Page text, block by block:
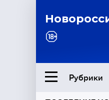
Рубрики